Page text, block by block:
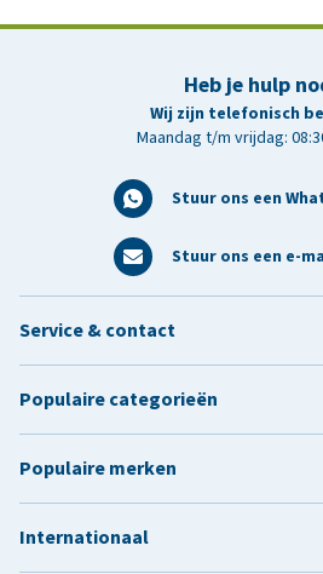
Heb je hulp
Wij zijn telefonisch
Maandag t/m vrijdag:
Stuur ons een
Stuur ons een e-
Service & contact
Populaire categorieën
Populaire merken
Internationaal